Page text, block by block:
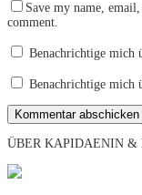
Save my name,
comment.
Benachrichtige mich
Benachrichtige mich
ÜBER KAPIDAENIN &